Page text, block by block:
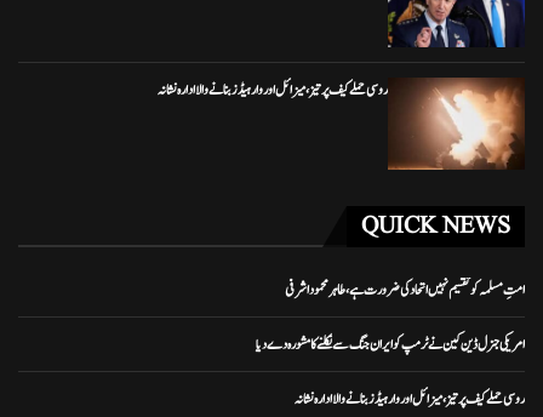
روسی حملے کیف پر تیز، میزائل اور وار ہیڈز بنانے والا ادارہ نشانہ
QUICK NEWS
امتِ مسلمہ کو تقسیم نہیں اتحاد کی ضرورت ہے، طاہر محمود اشرفی
امریکی جنرل ڈین کین نے ٹرمپ کو ایران جنگ سے نکلنے کا مشورہ دے دیا
روسی حملے کیف پر تیز، میزائل اور وار ہیڈز بنانے والا ادارہ نشانہ